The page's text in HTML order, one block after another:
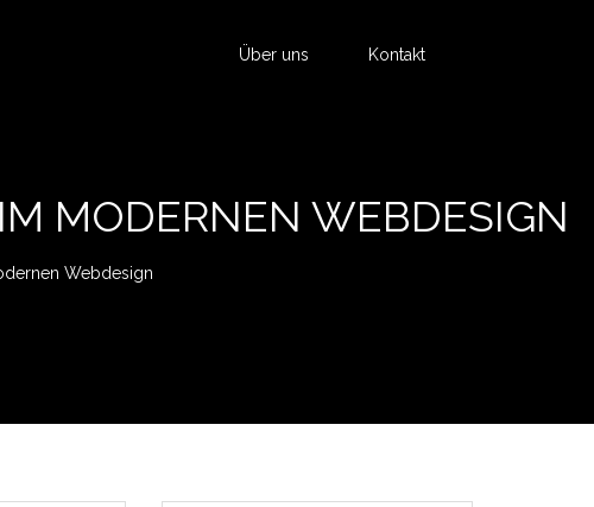
Über uns Kontakt
MODERNEN WEBDESIGN
Webdesign